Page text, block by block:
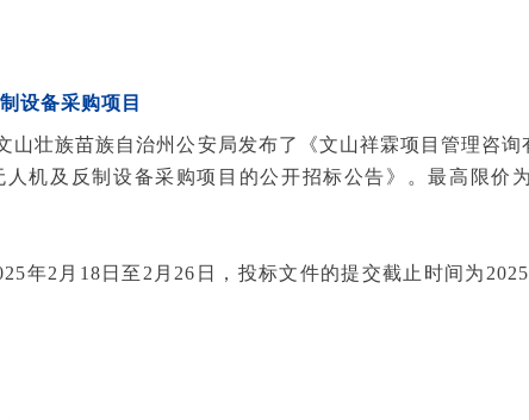
设备采购项目
山壮族苗族自治州公安局发布了《文山祥霖项目管理咨询
机及反制设备采购项目的公开招标公告》。最高限价
年2月18日至2月26日，投标文件的提交截止时间为2025